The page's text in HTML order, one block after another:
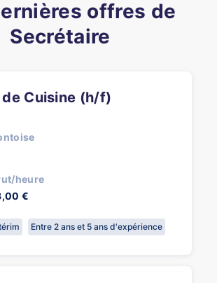
offres de
Secrétaire
de Cuisine (h/f)
heure
€
Entre 2 ans et 5 ans d'expérience